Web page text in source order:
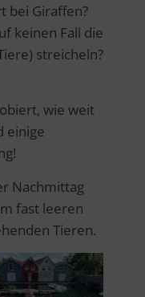
bei Giraffen?
keinen Fall die
streicheln?
wie weit
einige
Nachmittag
fast leeren
Tieren.